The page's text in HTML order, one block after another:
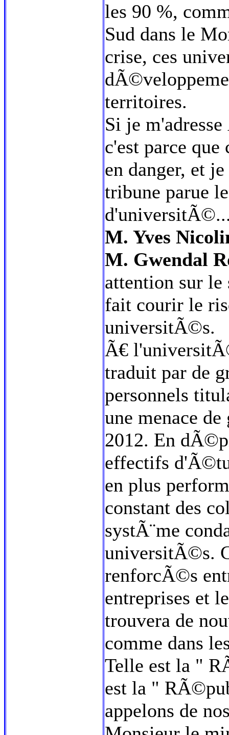
les 90 %,
Sud dans le
crise, ces
territoires.
Si je
c'est parce
en danger, et
tribune parue
M. Yves
M. Gwendal
attention sur le
fait courir le
universitÃ©s.
Ã€
traduit par de
personnels
une menace
2012. En
effectifs
en plus
constant des
systÃ¨me
universitÃ©s.
renforcÃ©s
entreprises et
trouvera de
comme dans
Telle est la "
est la "
appelons de